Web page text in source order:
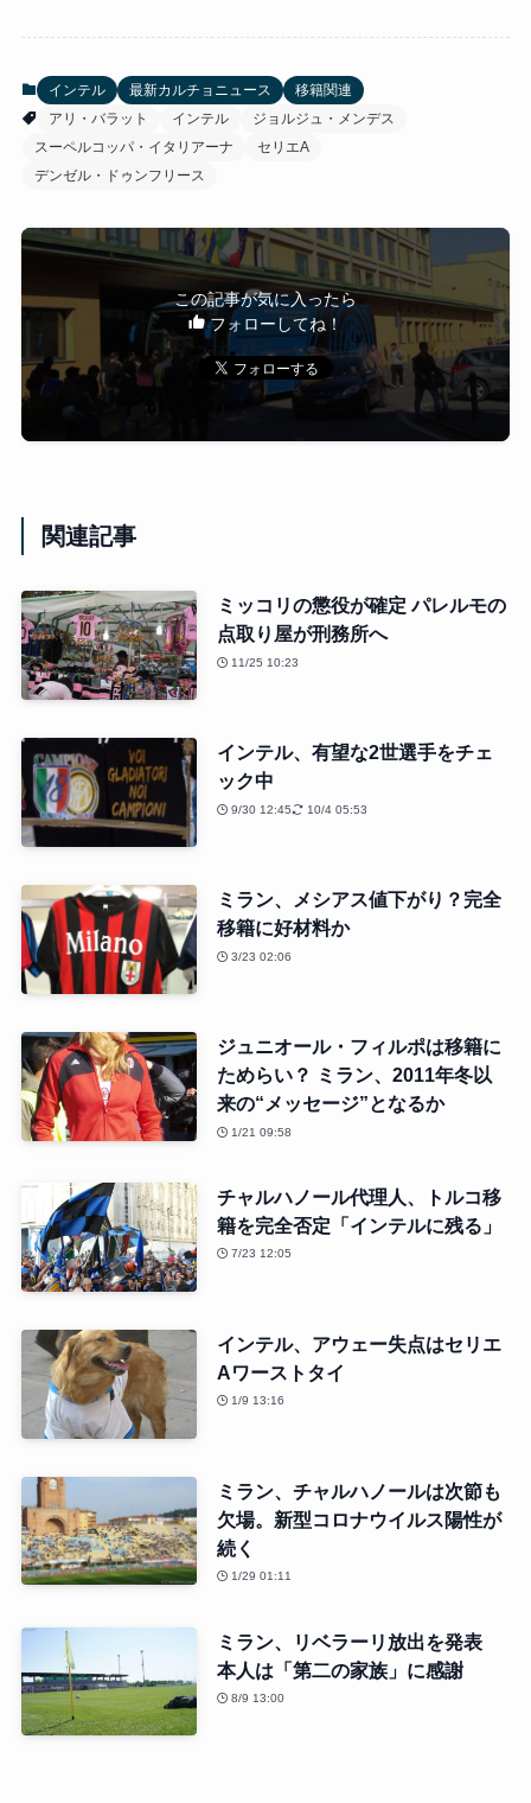
インテル 最新カルチョニュース
移籍関連
アリ・バラット
インテル
ジョルジュ・メンデス
スーペルコッパ・イタリアーナ
セリエA
デンゼル・ドゥンフリース
この記事が気に入ったら
フォローしてね！
関連記事
ミッコリの懲役が確定 パレルモの
点取り屋が刑務所へ
11/25 10:23
インテル、有望な2世選手をチェ
ック中
9/30 12:45 10/4 05:53
ミラン、メシアス値下がり？完全
移籍に好材料か
3/23 02:06
ジュニオール・フィルポは移籍に
ためらい？ ミラン、2011年冬以
来の“メッセージ”となるか
1/21 09:58
チャルハノール代理人、トルコ移
籍を完全否定「インテルに残る」
7/23 12:05
インテル、アウェー失点はセリエ
Aワーストタイ
1/9 13:16
ミラン、チャルハノールは次節も
欠場。新型コロナウイルス陽性が
続く
1/29 01:11
ミラン、リベラーリ放出を発表
本人は「第二の家族」に感謝
8/9 13:00